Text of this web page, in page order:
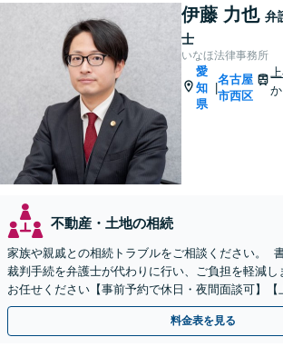
伊藤 力也 弁
士
いなほ法律事務所
愛
知
県
|
名古屋
市西区
不動産・土地の相続
家族や親戚との相続トラブルをご相談ください。
裁判手続を弁護士が代わりに行い、ご負担を軽減し
お任せください【事前予約で休日・夜間面談可】【
料金表を見る